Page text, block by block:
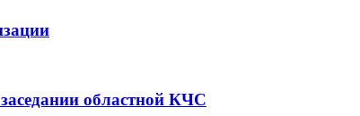
областной КЧС